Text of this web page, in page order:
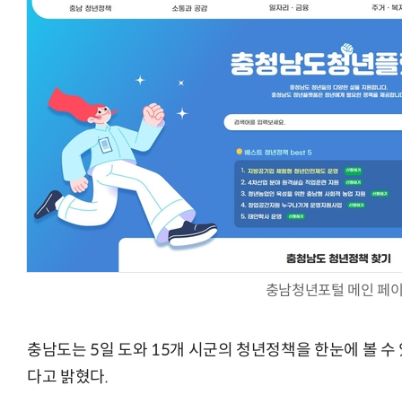
충남청년포털 메인 페
충남도는 5일 도와 15개 시군의 청년정책을 한눈에 볼
다고 밝혔다.